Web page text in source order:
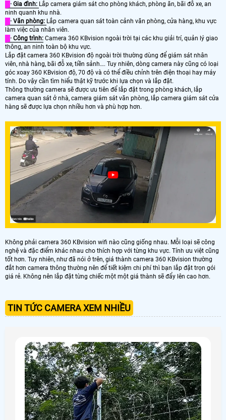
· Gia đình: Lắp camera giám sát cho phòng khách, phòng ăn, bãi đỗ xe, an
ninh quanh khu nhà.
· Văn phòng: Lắp camera quan sát toàn cảnh văn phòng, cửa hàng, khu vực
làm việc của nhân viên.
· Công trình: Camera 360 KBvision ngoài trời tại các khu giải trí, quản lý giao
thông, an ninh toàn bộ khu vực.
Lắp đặt camera 360 KBvision độ ngoài trời thường dùng để giám sát nhân
viên, nhà hàng, bãi đỗ xe, tiền sảnh…. Tuy nhiên, dòng camera này cũng có loại
góc xoay 360 KBvision độ, 70 độ và có thể điều chỉnh trên điện thoại hay máy
tính. Do vậy cần tìm hiểu thật kỹ trước khi lựa chọn và lắp đặt.
Thông thường camera sẽ được ưu tiên để lắp đặt trong phòng khách, lắp
camera quan sát ở nhà, camera giám sát văn phòng, lắp camera giám sát cửa
hàng sẽ được lựa chọn nhiều hơn và phù hợp hơn.
Không phải camera 360 KBvision wifi nào cũng giống nhau. Mỗi loại sẽ công
nghệ và đặc điểm khác nhau cho thích hợp với từng khu vực. Tính ưu việt cũng
tốt hơn. Tuy nhiên, như đã nói ở trên, giá thành camera 360 KBvision thường
đắt hơn camera thông thường nên để tiết kiệm chi phí thì bạn lắp đặt trọn gói
giá rẻ. Không nên lắp đặt từng chiếc một một giá thành sẽ đẩy lên cao hơn.
TIN TỨC CAMERA XEM NHIỀU